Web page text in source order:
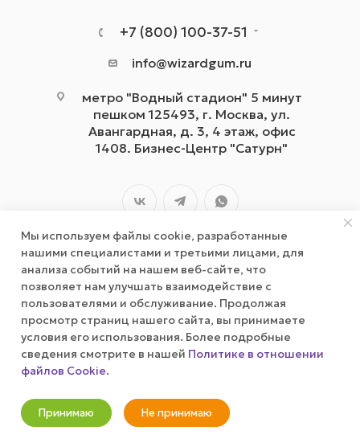
+7 (800) 100-37-51
info@wizardgum.ru
метро "Водный стадион" 5 минут
пешком 125493, г. Москва, ул.
Авангардная, д. 3, 4 этаж, офис
1408. Бизнес-Центр "Сатурн"
2026 © wizardgum.ru, 2021
Мы используем файлы cookie, разработанные
нашими специалистами и третьими лицами, для
анализа событий на нашем веб-сайте, что
позволяет нам улучшать взаимодействие с
пользователями и обслуживание. Продолжая
просмотр страниц нашего сайта, вы принимаете
условия его использования. Более подробные
сведения смотрите в нашей Политике в отношении
файлов Cookie.
Принимаю Не принимаю